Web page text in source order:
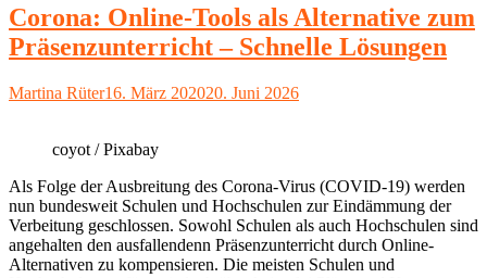
werden
stetig
besser"
Corona: Online-Tools als Alternative zum
Präsenzunterricht – Schnelle Lösungen
Autor
Martina RüterVeröffentlicht
16. März 202020. Juni 2026
coyot / Pixabay
Als Folge der Ausbreitung des Corona-Virus (COVID-19) werden
nun bundesweit Schulen und Hochschulen zur Eindämmung der
Verbeitung geschlossen. Sowohl Schulen als auch Hochschulen sind
angehalten den ausfallendenn Präsenzunterricht durch Online-
Alternativen zu kompensieren. Die meisten Schulen und